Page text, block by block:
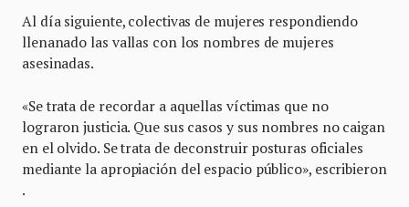
Al día siguiente, colectivas de mujeres respondiendo
llenanado las vallas con los nombres de mujeres
asesinadas.
«Se trata de recordar a aquellas víctimas que no
lograron justicia. Que sus casos y sus nombres no caigan
en el olvido. Se trata de deconstruir posturas oficiales
mediante la apropiación del espacio público», escribieron
.